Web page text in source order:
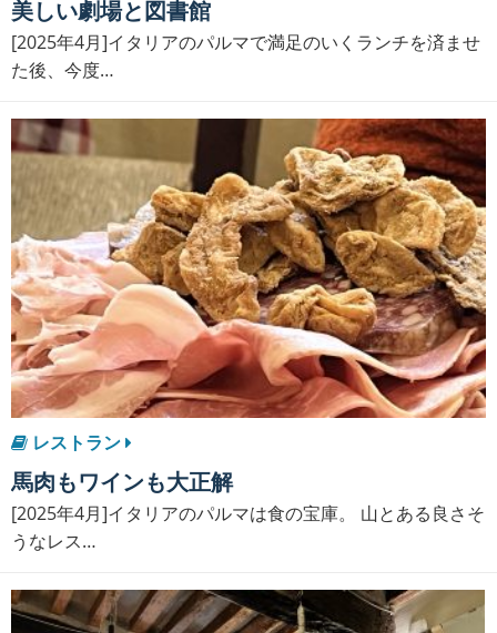
美しい劇場と図書館
[2025年4月]イタリアのパルマで満足のいくランチを済ませ
た後、今度…
レストラン
馬肉もワインも大正解
[2025年4月]イタリアのパルマは食の宝庫。 山とある良さそ
うなレス…